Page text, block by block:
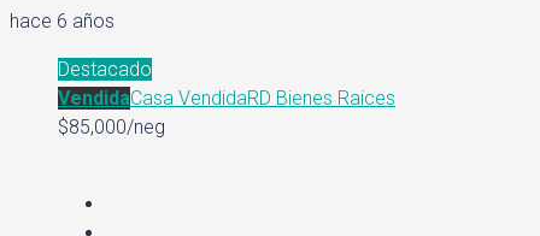
hace 6 años
Destacado
VendidaCasa VendidaRD Bienes Raices
$85,000/neg